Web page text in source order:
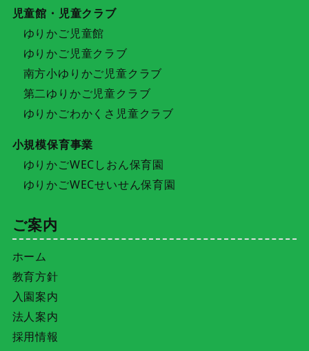
児童館・児童クラブ
ゆりかご児童館
ゆりかご児童クラブ
南方小ゆりかご児童クラブ
第二ゆりかご児童クラブ
ゆりかごわかくさ児童クラブ
小規模保育事業
ゆりかごWECしおん保育園
ゆりかごWECせいせん保育園
ご案内
ホーム
教育方針
入園案内
法人案内
採用情報